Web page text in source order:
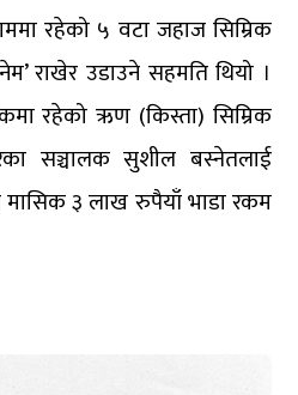
रहेको ५ वटा जहाज सिम्रिक
राखेर उडाउने सहमति थियो ।
रहेको ऋण (किस्ता) सिम्रिक
सञ्चालक सुशील बस्नेतलाई
मासिक ३ लाख रुपैयाँ भाडा रकम